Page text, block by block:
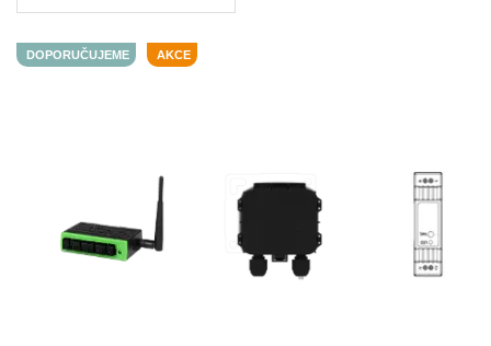
Nabíjecí stanice
DOPORUČUJEME AKCE